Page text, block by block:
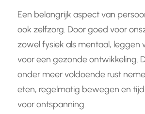
Een belangrijk aspect van
ook zelfzorg. Door goed voor
zowel fysiek als mentaal, leggen
voor een gezonde ontwikkeling.
onder meer voldoende rust
eten, regelmatig bewegen en
voor ontspanning.